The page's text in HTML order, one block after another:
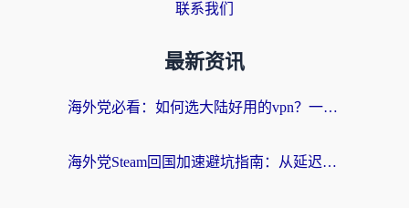
联系我们
最新资讯
海外党必看：如何选大陆好用的vpn？一篇解决你的回国访问难题
海外党Steam回国加速避坑指南：从延迟卡顿到无缝畅玩，我踩过的坑和最优解